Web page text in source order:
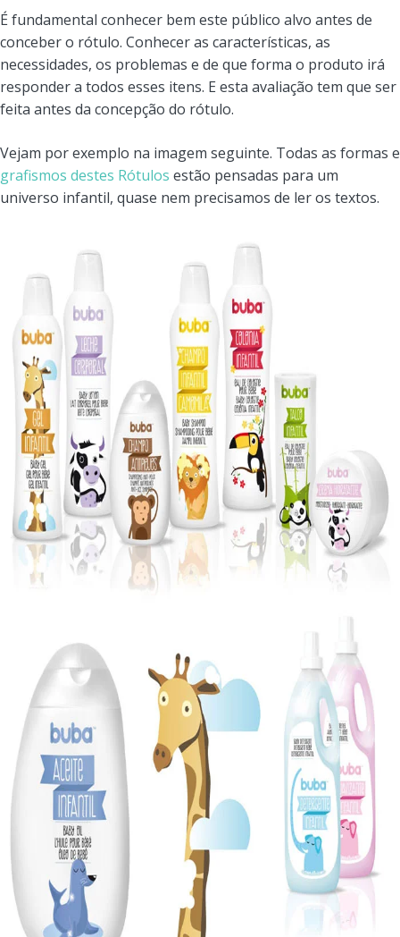
É fundamental conhecer bem este público alvo antes de
conceber o rótulo. Conhecer as características, as
necessidades, os problemas e de que forma o produto irá
responder a todos esses itens. E esta avaliação tem que ser
feita antes da concepção do rótulo.
Vejam por exemplo na imagem seguinte. Todas as formas e
grafismos destes Rótulos estão pensadas para um
universo infantil, quase nem precisamos de ler os textos.